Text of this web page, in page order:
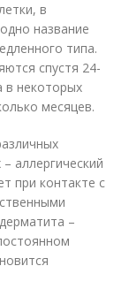
в
название
типа.
спустя 24-
в некоторых
месяцев.
аллергический
при контакте с
–